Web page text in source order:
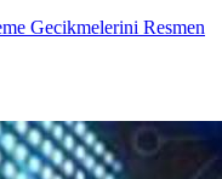
Gecikmelerini Resmen